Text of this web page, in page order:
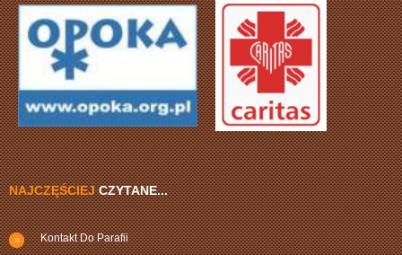
NAJCZĘŚCIEJCZYTANE...
Kontakt Do Parafii